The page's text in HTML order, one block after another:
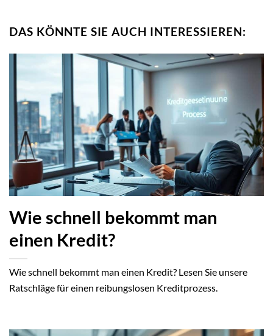
DAS KÖNNTE SIE AUCH INTERESSIEREN:
Wie schnell bekommt man
einen Kredit?
Wie schnell bekommt man einen Kredit? Lesen Sie unsere
Ratschläge für einen reibungslosen Kreditprozess.